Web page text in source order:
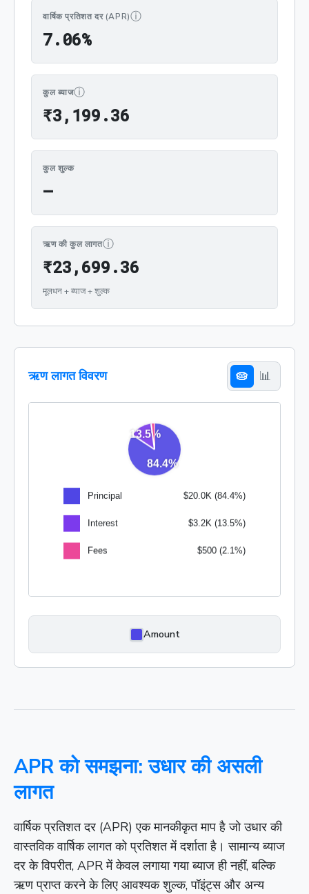
वार्षिक प्रतिशत दर (APR)ⓘ
7.06%7.06%
कुल ब्याजⓘ
₹3, 199.36
कुल शुल्क
—
ऋण की कुल लागतⓘ
₹23,699.36
मूलधन + ब्याज + शुल्क
ऋण लागत विवरण 🥧 📊
Amount
APR को समझना: उधार की असली
लागत
वार्षिक प्रतिशत दर (APR) एक मानकीकृत माप है जो उधार की
वास्तविक वार्षिक लागत को प्रतिशत में दर्शाता है। सामान्य ब्याज
दर के विपरीत, APR में केवल लगाया गया ब्याज ही नहीं, बल्कि
ऋण प्राप्त करने के लिए आवश्यक शुल्क, पॉइंट्स और अन्य